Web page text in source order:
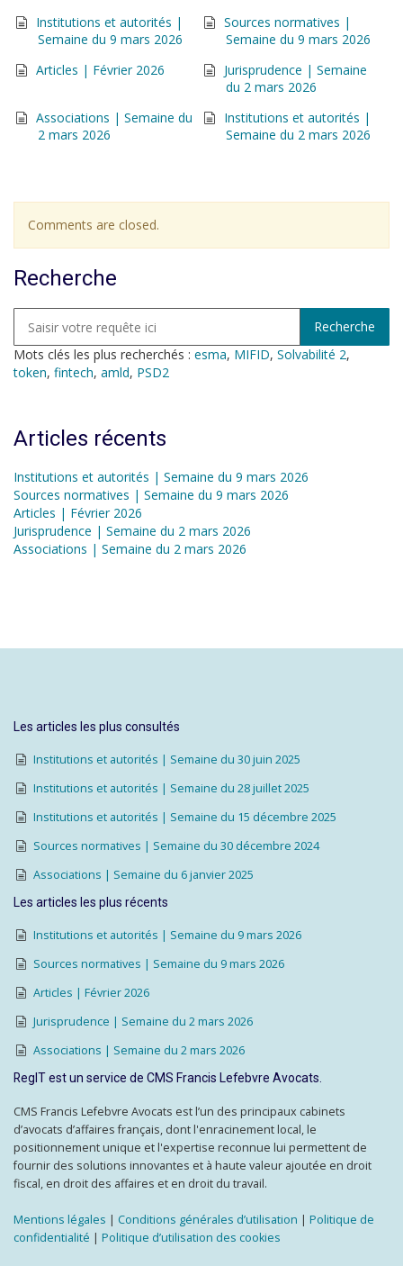
Institutions et autorités |
Semaine du 9 mars 2026
Sources normatives |
Semaine du 9 mars 2026
Articles | Février 2026
Jurisprudence | Semaine
du 2 mars 2026
Associations | Semaine du
2 mars 2026
Institutions et autorités |
Semaine du 2 mars 2026
Comments are closed.
Recherche
Mots clés les plus recherchés : esma, MIFID, Solvabilité 2,
token, fintech, amld, PSD2
Articles récents
Institutions et autorités | Semaine du 9 mars 2026
Sources normatives | Semaine du 9 mars 2026
Articles | Février 2026
Jurisprudence | Semaine du 2 mars 2026
Associations | Semaine du 2 mars 2026
Les articles les plus consultés
Institutions et autorités | Semaine du 30 juin 2025
Institutions et autorités | Semaine du 28 juillet 2025
Institutions et autorités | Semaine du 15 décembre 2025
Sources normatives | Semaine du 30 décembre 2024
Associations | Semaine du 6 janvier 2025
Les articles les plus récents
Institutions et autorités | Semaine du 9 mars 2026
Sources normatives | Semaine du 9 mars 2026
Articles | Février 2026
Jurisprudence | Semaine du 2 mars 2026
Associations | Semaine du 2 mars 2026
RegIT est un service de CMS Francis Lefebvre Avocats.
CMS Francis Lefebvre Avocats est l’un des principaux cabinets
d’avocats d’affaires français, dont l'enracinement local, le
positionnement unique et l'expertise reconnue lui permettent de
fournir des solutions innovantes et à haute valeur ajoutée en droit
fiscal, en droit des affaires et en droit du travail.
Mentions légales | Conditions générales d’utilisation | Politique de
confidentialité | Politique d’utilisation des cookies